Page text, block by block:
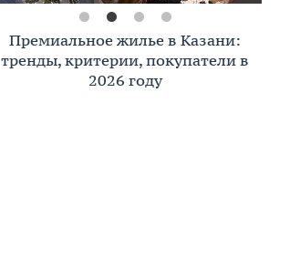
Премиальное жилье в Казани:
тренды, критерии, покупатели в
2026 году